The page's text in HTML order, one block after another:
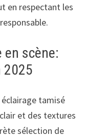
en respectant les
en scène:
2025
tamisé
et des textures
sélection de